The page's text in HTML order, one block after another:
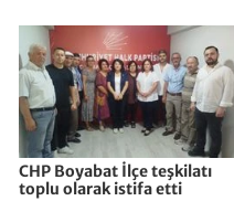
CHP Boyabat İlçe teşkilatı
toplu olarak istifa etti